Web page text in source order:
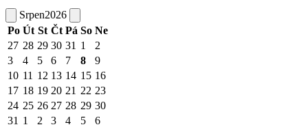
Srpen2026
Po Út St Čt Pá So Ne
27 28 29 30 31 1
2
3
4 5 6 7 8
9
10 11 12 13 14 15 16
17 18 19 20 21 22 23
24 25 26 27 28 29 30
31 1 2 3 4 5 6